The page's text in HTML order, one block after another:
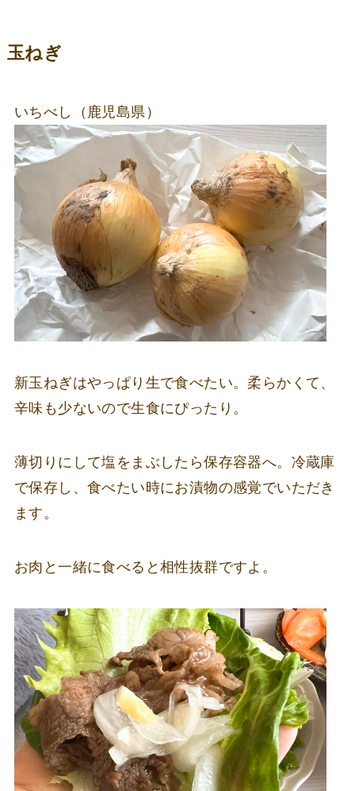
玉ねぎ
いちべし（鹿児島県）
新玉ねぎはやっぱり生で食べたい。柔らかくて、
辛味も少ないので生食にぴったり。
薄切りにして塩をまぶしたら保存容器へ。冷蔵庫
で保存し、食べたい時にお漬物の感覚でいただき
ます。
お肉と一緒に食べると相性抜群ですよ。